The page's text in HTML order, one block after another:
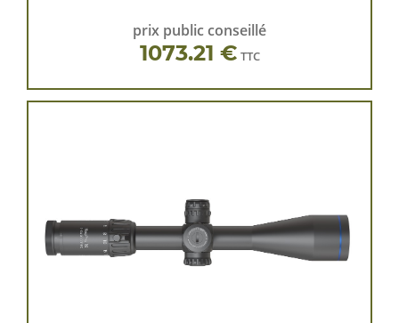
prix public conseillé
1073.21 € TTC